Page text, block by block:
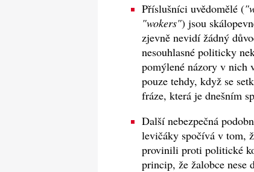
Příslušníci uvědomělé (
"wokers") jsou
zjevně nevidí žádný
nesouhlasné politicky
pomýlené názory v nich
pouze tehdy, když se
fráze, která je dnešním
Další nebezpečná
levičáky spočívá v tom,
provinili proti politické
princip, že žalobce nese